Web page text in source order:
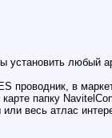
любый
в
папку
весь атлас